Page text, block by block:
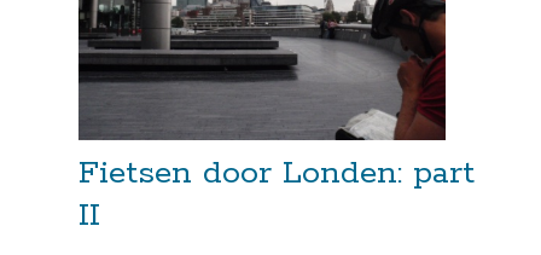
Fietsen door Londen: part
II